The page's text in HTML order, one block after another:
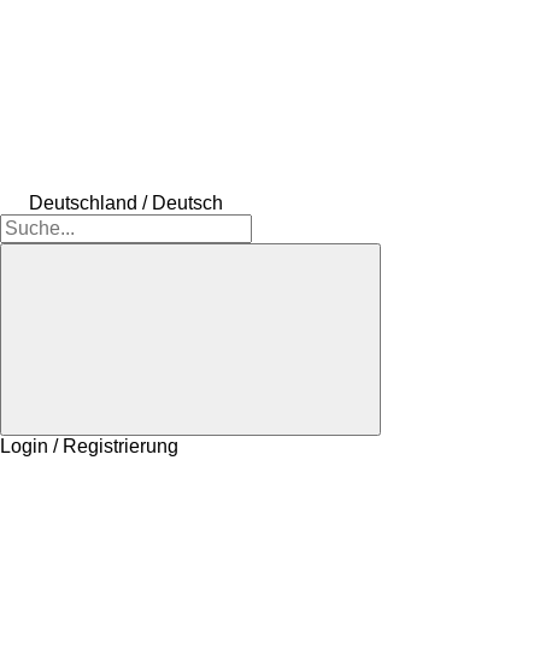
Deutschland / Deutsch
Login / Registrierung